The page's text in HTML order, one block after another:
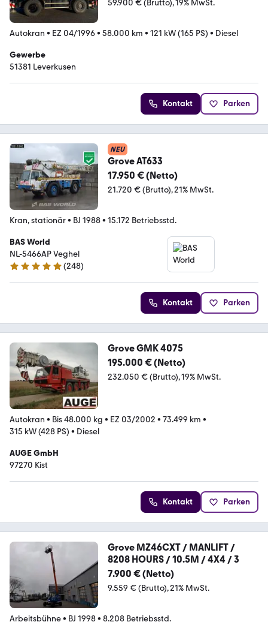
59.900 € (Brutto) 19% MwSt.
Autokran • EZ 04/1996• 58.000 km • 121 kW (165 PS) • Diesel
Gewerbe
51381 Leverkusen
Kontakt Parken
NEU
Grove AT633
17.950 € (Netto)
21.720 € (Brutto) 21% MwSt.
Kran, stationär• BJ 1988• 15.172 Betriebsstd.
BAS World
NL-5466AP Veghel
4.8 Sterne
(248)
Kontakt Parken
Grove GMK 4075
195.000 € (Netto)
232.050 € (Brutto) 19% MwSt.
Autokran • Bis 48.000 kg • EZ 03/2002 • 73.499 km •
315 kW (428 PS) • Diesel
AUGE GmbH
97270 Kist
Kontakt Parken
Grove MZ46CXT / MANLIFT /
8208 HOURS / 10.5M / 4X4 / 3
7.900 € (Netto)
9.559 € (Brutto) 21% MwSt.
Arbeitsbühne• BJ 1998• 8.208 Betriebsstd.